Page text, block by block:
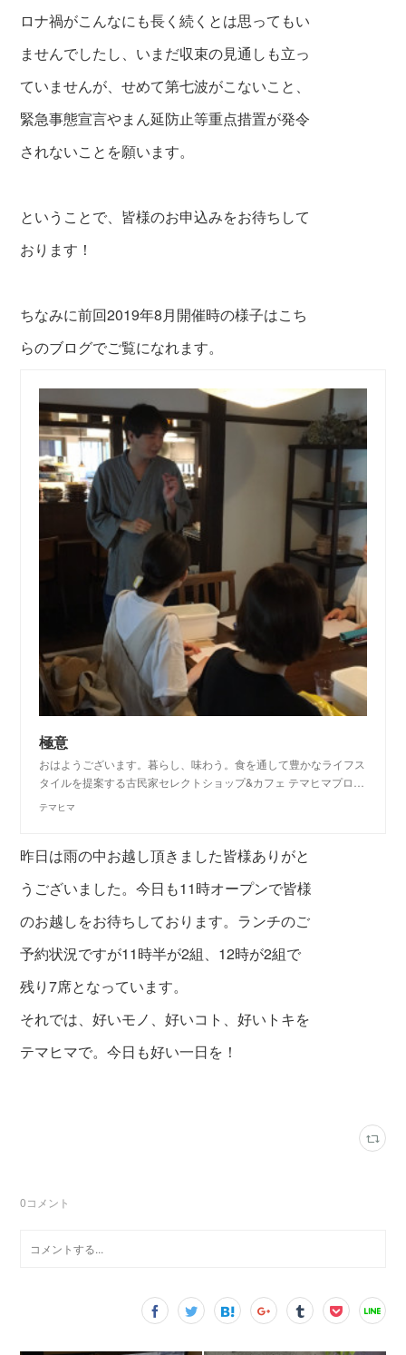
ロナ禍がこんなにも長く続くとは思ってもい
ませんでしたし、いまだ収束の見通しも立っ
ていませんが、せめて第七波がこないこと、
緊急事態宣言やまん延防止等重点措置が発令
されないことを願います。
ということで、皆様のお申込みをお待ちして
おります！
ちなみに前回2019年8月開催時の様子はこち
らのブログでご覧になれます。
極意
おはようございます。暮らし、味わう。食を通して豊かなライフス
タイルを提案する古民家セレクトショップ&カフェ テマヒマプロ…
テマヒマ
昨日は雨の中お越し頂きました皆様ありがと
うございました。今日も11時オープンで皆様
のお越しをお待ちしております。ランチのご
予約状況ですが11時半が2組、12時が2組で
残り7席となっています。
それでは、好いモノ、好いコト、好いトキを
テマヒマで。今日も好い一日を！
0コメント